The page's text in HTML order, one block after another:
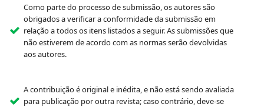
Como parte do processo de submissão, os autores são
obrigados a verificar a conformidade da submissão em
relação a todos os itens listados a seguir. As submissões que
não estiverem de acordo com as normas serão devolvidas
aos autores.
A contribuição é original e inédita, e não está sendo avaliada
para publicação por outra revista; caso contrário, deve-se